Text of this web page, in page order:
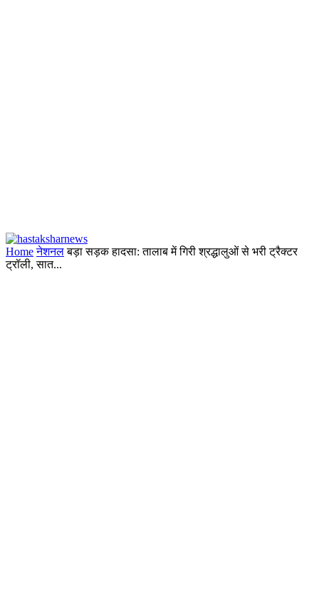
Home नेशनल बड़ा सड़क हादसा: तालाब में गिरी श्रद्धालुओं से भरी ट्रैक्टर
ट्रॉली, सात...